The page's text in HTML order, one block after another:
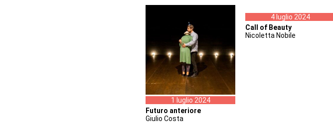
1 luglio 2024
Futuro anteriore
Giulio Costa
4 luglio 2024
Call of Beauty
Nicoletta Nobile